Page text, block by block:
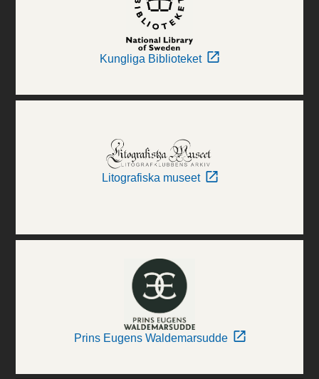
Kungliga Biblioteket
Litografiska museet
Prins Eugens Waldemarsudde